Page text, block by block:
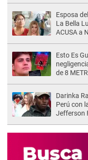
Esposa
La Bella
ACUSA a
Esto Es
de 8
Darinka
Perú con
Jefferson